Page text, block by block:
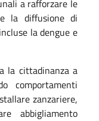
a rafforzare le
la diffusione di
la dengue e
la cittadinanza a
comportamenti
zanzariere,
abbigliamento